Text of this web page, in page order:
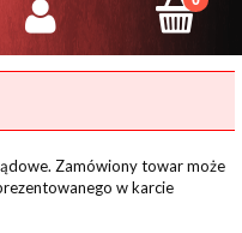
Zamówiony towar może
w karcie